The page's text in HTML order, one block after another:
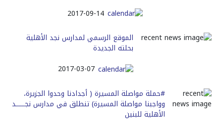
2017-09-14
الموقع الرسمي لمدارس نجد الأهلية
بحلته الجديدة
2017-03-07
#حملة مواصلة المسيرة ( أجدادنا وحدوا الجزيرة،
وواجبنا مواصلة المسيرة) تنطلق في مدارس نجــــــد
الأهلية للبنين